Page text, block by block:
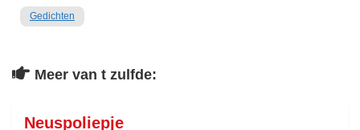
Gedichten
Meer van t zulfde:
Neuspoliepje